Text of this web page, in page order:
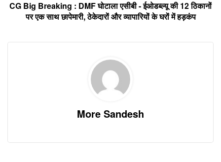
CG Big Breaking : DMF घोटाला एसीबी - ईओडब्ल्यू की 12 ठिकानों
पर एक साथ छापेमारी, ठेकेदारों और व्यापारियों के घरों में हड़कंप
More Sandesh